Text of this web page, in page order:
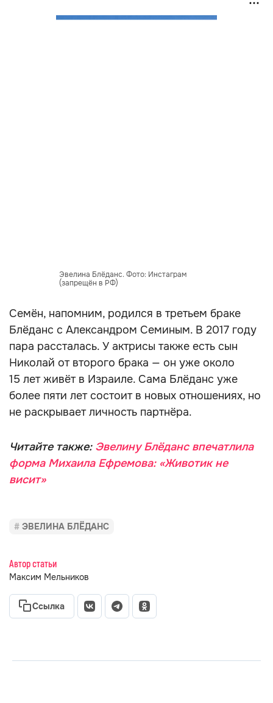
Эвелина Блёданс. Фото: Инстаграм
(запрещён в РФ)
Семён, напомним, родился в третьем браке
Блёданс с Александром Семиным. В 2017 году
пара рассталась. У актрисы также есть сын
Николай от второго брака — он уже около
15 лет живёт в Израиле. Сама Блёданс уже
более пяти лет состоит в новых отношениях, но
не раскрывает личность партнёра.
Читайте также: Эвелину Блёданс впечатлила
форма Михаила Ефремова: «Животик не
висит»
ЭВЕЛИНА БЛЁДАНС
Автор статьи
Максим Мельников
Ссылка